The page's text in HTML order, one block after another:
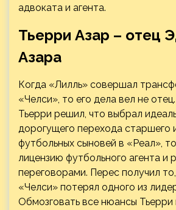
адвоката и агента.
Тьерри Азар – отец
Азара
Когда «Лилль» совершал
«Челси», то его дела вел не
Тьерри решил, что выбрал
дорогущего перехода старшего
футбольных сыновей в «Реал»,
лицензию футбольного агента и
переговорами. Перес получил
«Челси» потерял одного из
Обмозговать все нюансы Тьерри